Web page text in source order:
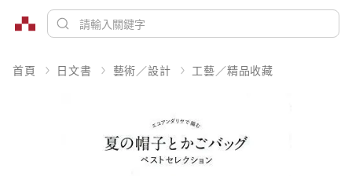
首頁 日文書 藝術／設計 工藝／精品收藏